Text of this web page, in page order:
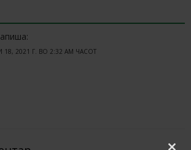
18, 2021 Г. ВО 2:32 AM ЧАСОТ